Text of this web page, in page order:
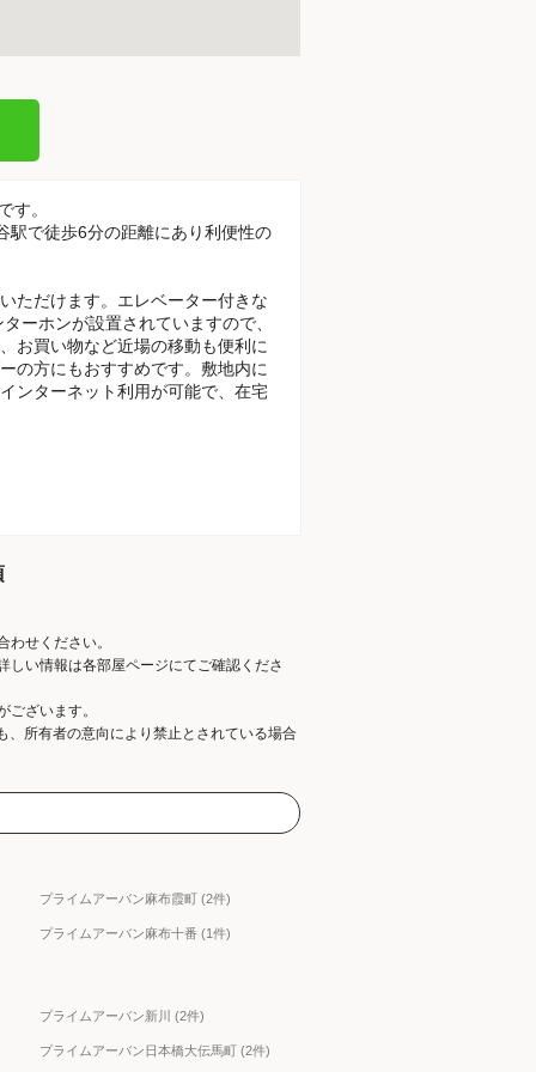
す。
駅で徒歩6分の距離にあり利便性の
ただけます。エレベーター付きな
ーホンが設置されていますので、
お買い物など近場の移動も便利に
の方にもおすすめです。敷地内に
ンターネット利用が可能で、在宅
せください。
い情報は各部屋ページにてご確認くださ
ざいます。
所有者の意向により禁止とされている場合
プライムアーバン麻布霞町 (2件)
プライムアーバン麻布十番 (1件)
プライムアーバン新川 (2件)
プライムアーバン日本橋大伝馬町 (2件)